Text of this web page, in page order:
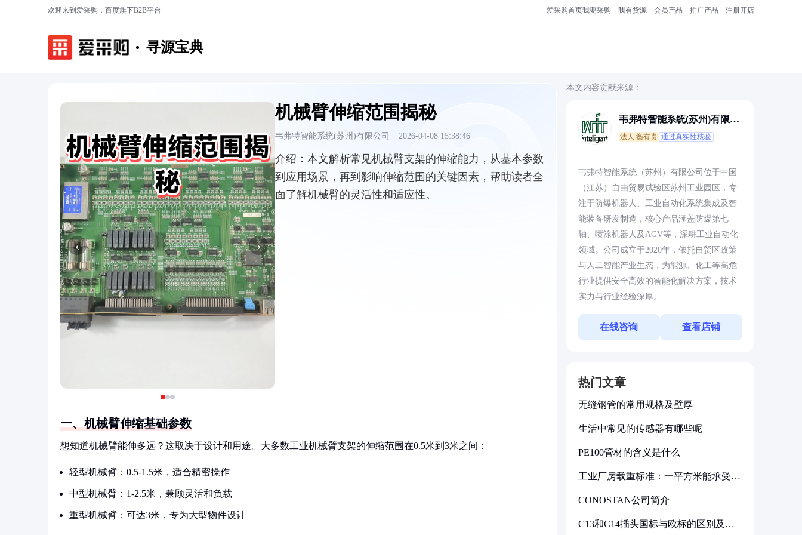
欢迎来到爱采购，百度旗下B2B平台 爱采购首页我要采购 我有货源 会员产品 推广产品 注册开店
寻源宝典
‹ ›
机械臂伸缩范围揭秘
韦弗特智能系统(苏州)有限公司 · 2026-04-08 15:38:46
介绍： 本文解析常见机械臂支架的伸缩能力，从基本参数
到应用场景，再到影响伸缩范围的关键因素，帮助读者全
面了解机械臂的灵活性和适应性。
一、机械臂伸缩基础参数
想知道机械臂能伸多远？这取决于设计和用途。大多数工业机械臂支架的伸缩范围在0.5米到3米之间：
轻型机械臂：0.5-1.5米，适合精密操作
中型机械臂：1-2.5米，兼顾灵活和负载
重型机械臂：可达3米，专为大型物件设计
本文内容贡献来源：
韦弗特智能系统(苏州)有限公
法人:衡有贵 通过真实性核验
韦弗特智能系统（苏州）有限公司位于中国
（江苏）自由贸易试验区苏州工业园区，专
注于防爆机器人、工业自动化系统集成及智
能装备研发制造，核心产品涵盖防爆第七
轴、喷涂机器人及AGV等，深耕工业自动化
领域。公司成立于2020年，依托自贸区政策
与人工智能产业生态，为能源、化工等高危
行业提供安全高效的智能化解决方案，技术
实力与行业经验深厚。
在线咨询 查看店铺
热门文章
无缝钢管的常用规格及壁厚
生活中常见的传感器有哪些呢
PE100管材的含义是什么
工业厂房载重标准：一平方米能承受多
CONOSTAN公司简介
C13和C14插头国标与欧标的区别及其